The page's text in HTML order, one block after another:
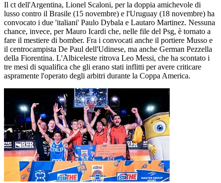
Il ct dell'Argentina, Lionel Scaloni, per la doppia amichevole di
lusso contro il Brasile (15 novembre) e l'Uruguay (18 novembre) ha
convocato i due 'italiani' Paulo Dybala e Lautaro Martinez. Nessuna
chance, invece, per Mauro Icardi che, nelle file del Psg, è tornato a
fare il mestiere di bomber. Fra i convocati anche il portiere Musso e
il centrocampista De Paul dell'Udinese, ma anche German Pezzella
della Fiorentina. L'Albiceleste ritrova Leo Messi, che ha scontato i
tre mesi di squalifica che gli erano stati inflitti per avere criticare
aspramente l'operato degli arbitri durante la Coppa America.